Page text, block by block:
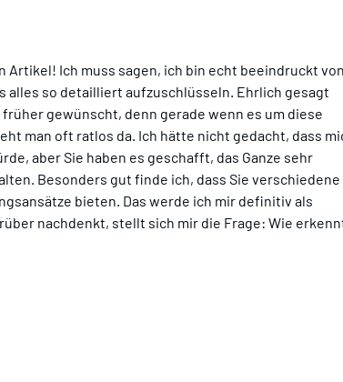
Ich muss sagen, ich bin echt beeindruckt von
alles so detailliert aufzuschlüsseln. Ehrlich gesagt
gewünscht, denn gerade wenn es um diese
man oft ratlos da. Ich hätte nicht gedacht, dass
aber Sie haben es geschafft, das Ganze sehr
Besonders gut finde ich, dass Sie verschiedene
bieten. Das werde ich mir definitiv als
nachdenkt, stellt sich mir die Frage: Wie